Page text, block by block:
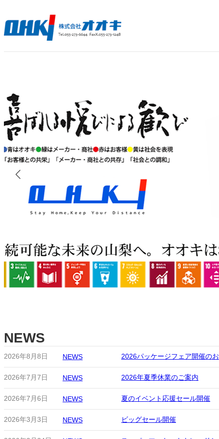
容
を
NEWS
2026年8月8日 NEWS 2026パッケージフェア開催の
2026年7月7日 NEWS 2026年夏季休業のご案内
2026年7月6日 NEWS 夏のイベント応援セール開催
2026年3月3日 NEWS ビッグセール開催